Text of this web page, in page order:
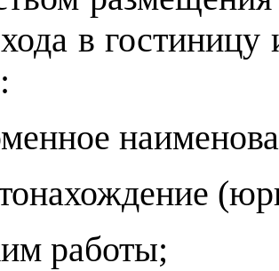
в
работы;